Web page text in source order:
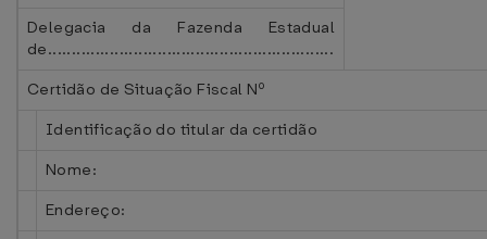
Delegacia da Fazenda Estadual
de............................................................
Certidão de Situação Fiscal Nº
Identificação do titular da certidão
Nome:
Endereço: